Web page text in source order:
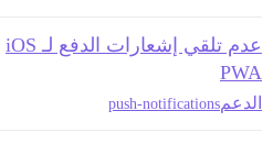
عدم تلقي إشعارات الدفع لـ iOS
PWA
الدعمpush-notifications